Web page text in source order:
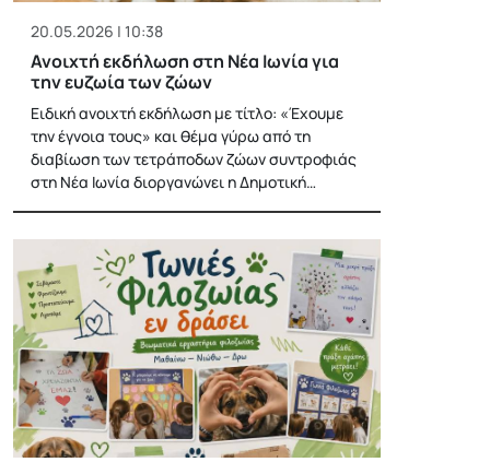
20.05.2026 | 10:38
Ανοιχτή εκδήλωση στη Νέα Ιωνία για
την ευζωία των ζώων
Ειδική ανοιχτή εκδήλωση με τίτλο: «Έχουμε
την έγνοια τους» και θέμα γύρω από τη
διαβίωση των τετράποδων ζώων συντροφιάς
στη Νέα Ιωνία διοργανώνει η Δημοτική…